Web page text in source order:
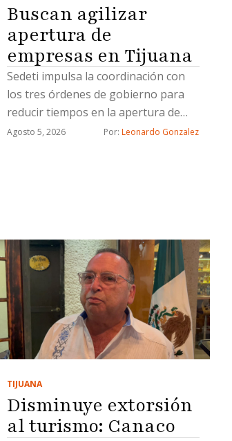
Buscan agilizar
apertura de
empresas en Tijuana
Sedeti impulsa la coordinación con
los tres órdenes de gobierno para
reducir tiempos en la apertura de
nuevos negocios
Agosto 5, 2026 Por: Leonardo Gonzalez
TIJUANA
Disminuye extorsión
al turismo: Canaco